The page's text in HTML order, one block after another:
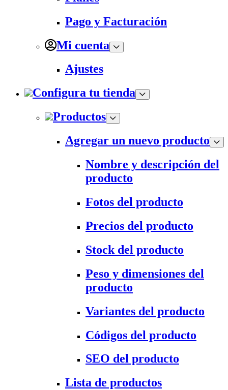
Pago y Facturación
Mi cuenta
Ajustes
Configura tu tienda
Productos
Agregar un nuevo producto
Nombre y descripción del
producto
Fotos del producto
Precios del producto
Stock del producto
Peso y dimensiones del
producto
Variantes del producto
Códigos del producto
SEO del producto
Lista de productos